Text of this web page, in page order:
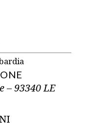
– 93340 LE